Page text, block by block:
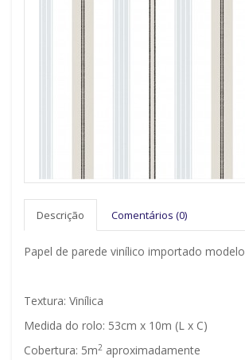
Descrição Comentários (0)
Papel de parede vinílico importado modelo
Textura: Vinílica
Medida do rolo: 53cm x 10m (L x C)
Cobertura: 5m2 aproximadamente